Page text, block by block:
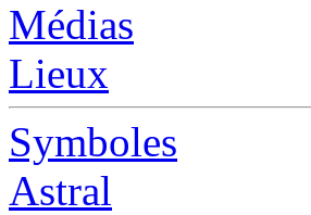
Médias
Lieux
Symboles
Astral